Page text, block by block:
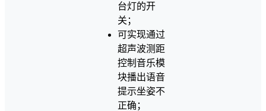
台灯的开
关；
可实现通过
超声波测距
控制音乐模
块播出语音
提示坐姿不
正确；